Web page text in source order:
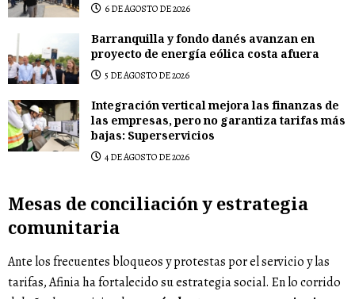
6 DE AGOSTO DE 2026
Barranquilla y fondo danés avanzan en
proyecto de energía eólica costa afuera
5 DE AGOSTO DE 2026
Integración vertical mejora las finanzas de
las empresas, pero no garantiza tarifas más
bajas: Superservicios
4 DE AGOSTO DE 2026
Mesas de conciliación y estrategia
comunitaria
Ante los frecuentes bloqueos y protestas por el servicio y las
tarifas, Afinia ha fortalecido su estrategia social. En lo corrido